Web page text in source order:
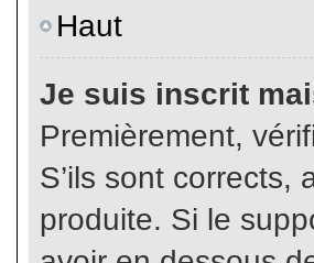
Haut
Je suis inscrit
Premièrement,
S’ils sont corrects,
produite. Si le